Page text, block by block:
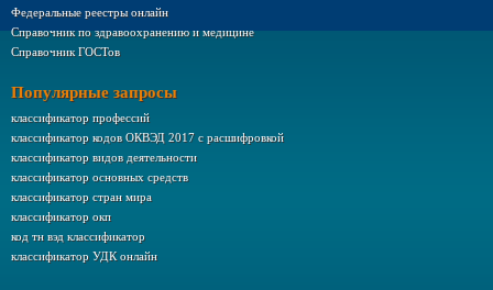
Федеральные реестры онлайн
Справочник по здравоохранению и медицине
Справочник ГОСТов
Популярные запросы
классификатор профессий
классификатор кодов ОКВЭД 2017 с расшифровкой
классификатор видов деятельности
классификатор основных средств
классификатор стран мира
классификатор окп
код тн вэд классификатор
классификатор УДК онлайн